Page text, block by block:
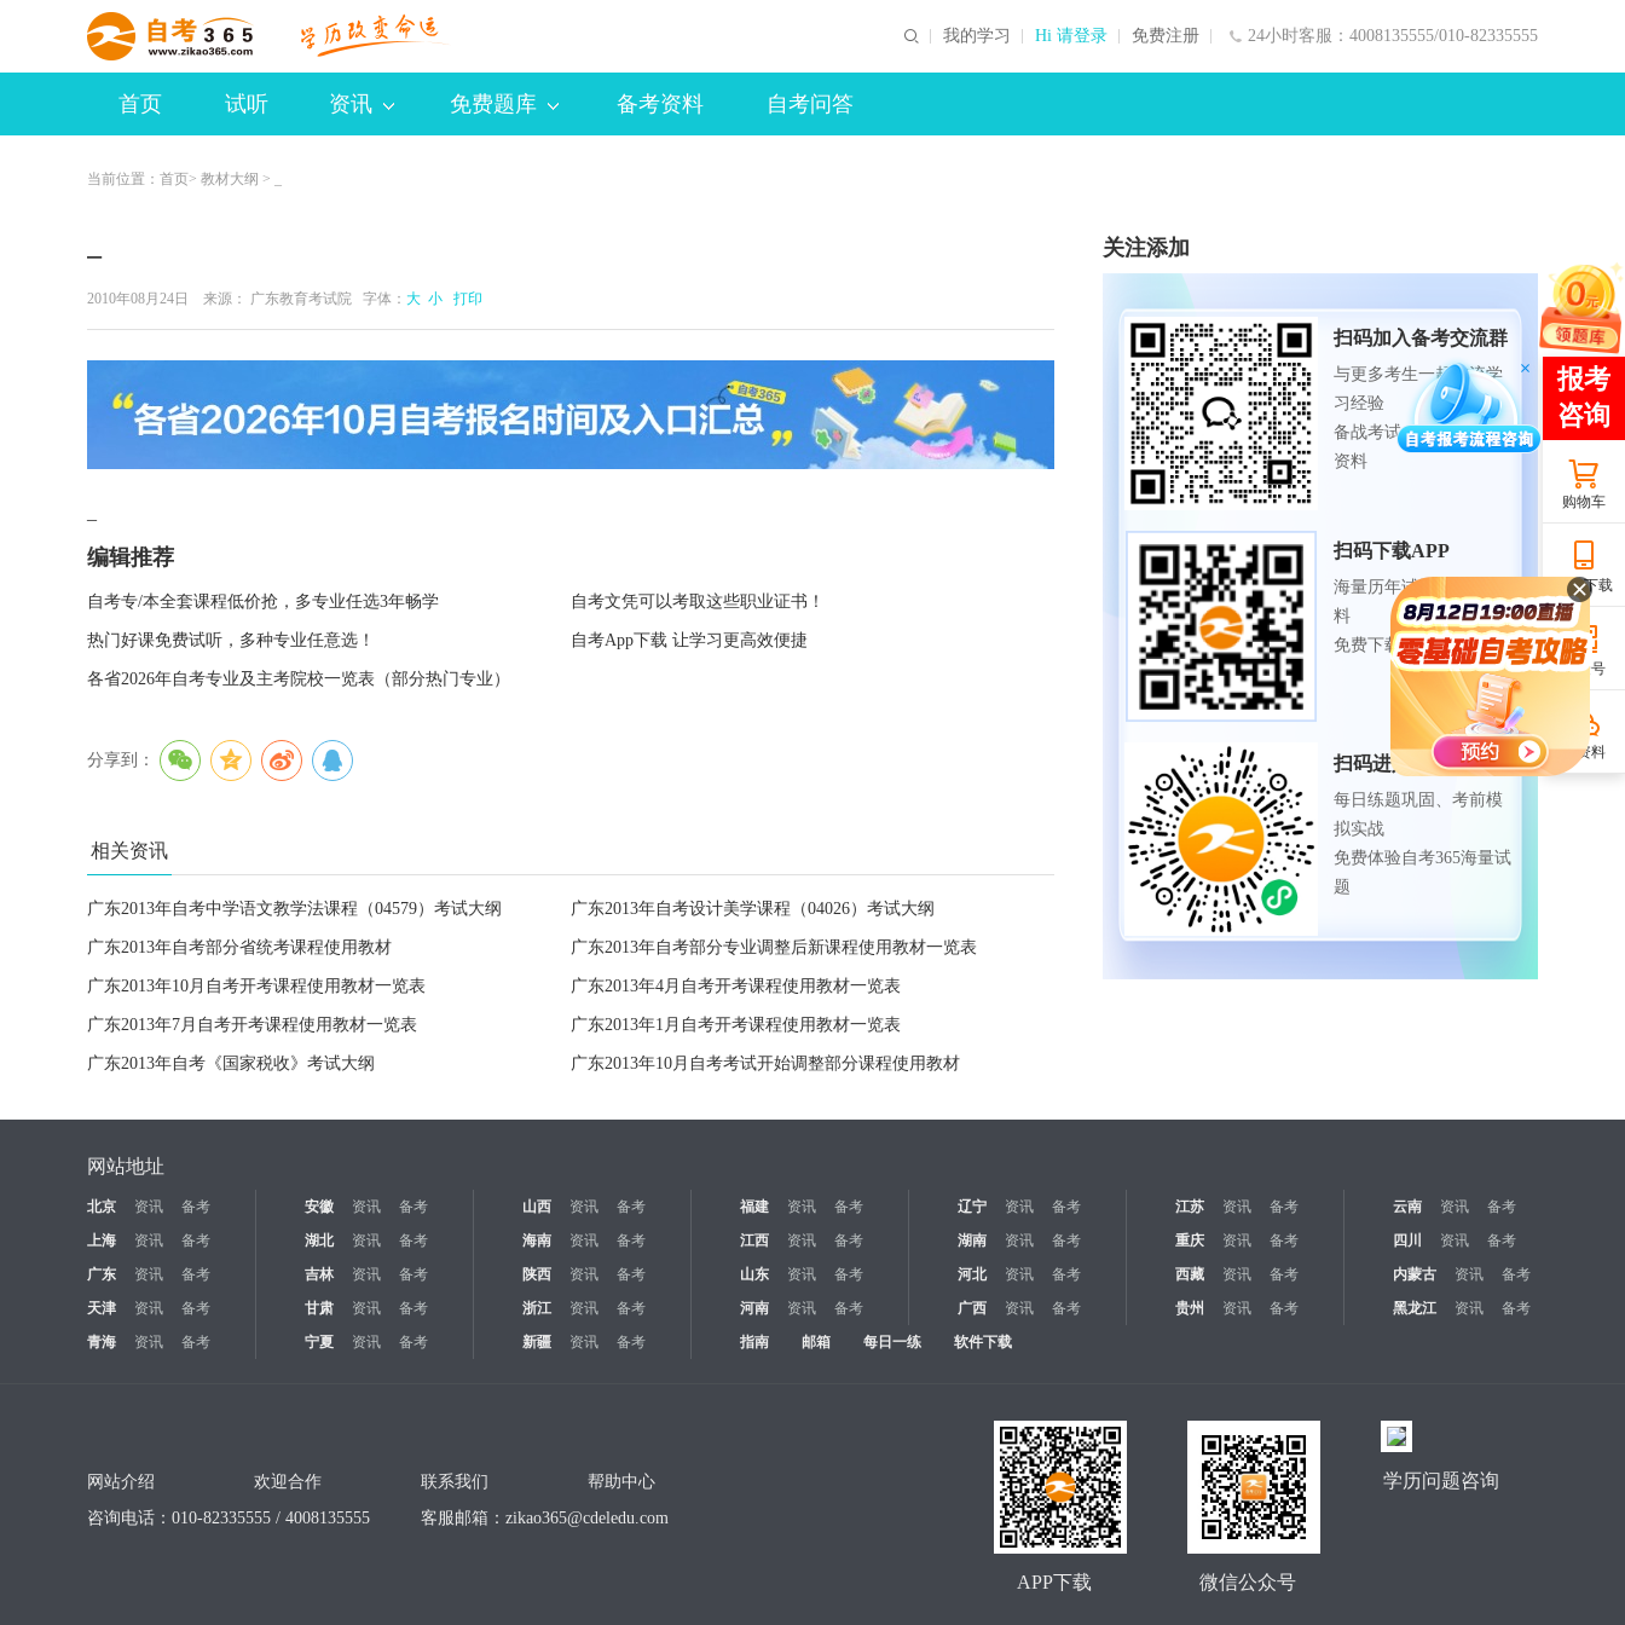
24小时客服：4008135555/010-82335555
我的学习 Hi 请登录 免费注册
首页 试听 资讯 免费题库 备考资料 自考问答
当前位置： 首页> 教材大纲 > _
2010年08月24日 来源： 广东教育考试院 字体： 大 小 打印
编辑推荐
自考专/本全套课程低价抢，多专业任选3年畅学 自考文凭可以考取这些职业证书！
热门好课免费试听，多种专业任意选！ 自考App下载 让学习更高效便捷
各省2026年自考专业及主考院校一览表（部分热门专业）
分享到：
相关资讯
广东2013年自考中学语文教学法课程（04579）考试大纲 广东2013年自考设计美学课程（04026）考试大纲
广东2013年自考部分省统考课程使用教材 广东2013年自考部分专业调整后新课程使用教材一览表
广东2013年10月自考开考课程使用教材一览表 广东2013年4月自考开考课程使用教材一览表
广东2013年7月自考开考课程使用教材一览表 广东2013年1月自考开考课程使用教材一览表
广东2013年自考《国家税收》考试大纲 广东2013年10月自考考试开始调整部分课程使用教材
关注添加
扫码加入备考交流群
与更多考生一起交流学
习经验
备战考试，获取试题及
资料
扫码下载APP
海量历年试题、备考资
料
免费下载领取
扫码进入微信小程序
每日练题巩固、考前模
拟实战
免费体验自考365海量试
题
购物车
APP下载
公众号
领资料
网站地址
北京 资讯 备考 安徽 资讯 备考 山西 资讯 备考 福建 资讯 备考 辽宁 资讯 备考 江苏 资讯 备考 云南 资讯
备考
上海
资讯 备考 湖北 资讯 备考 海南 资讯 备考 江西 资讯 备考 湖南 资讯 备考 重庆 资讯 备考 四川 资讯
备考
广东
资讯 备考 吉林 资讯 备考 陕西 资讯 备考 山东 资讯 备考 河北 资讯 备考 西藏 资讯 备考 内蒙古 资讯
备考
天津
资讯 备考 甘肃 资讯 备考 浙江 资讯 备考 河南 资讯 备考 广西 资讯 备考 贵州 资讯 备考 黑龙江 资讯
备考
青海
资讯 备考 宁夏 资讯 备考 新疆 资讯 备考 指南 邮箱 每日一练 软件下载
网站介绍 欢迎合作 联系我们
帮助中心
咨询电话：010-82335555 / 4008135555
客服邮箱： zikao365@cdeledu.com
学历问题咨询
微信公众号
APP下载